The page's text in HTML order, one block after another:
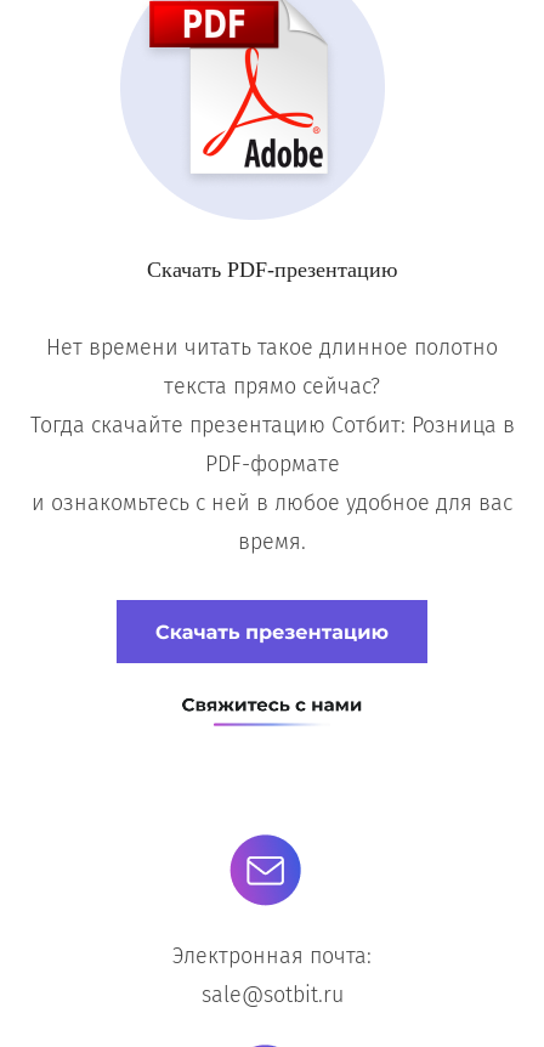
Скачать PDF-презентацию
Нет времени читать такое длинное полотно
текста прямо сейчас?
Тогда скачайте презентацию Сотбит: Розница в
PDF-формате
и ознакомьтесь с ней в любое удобное для вас
время.
Электронная почта:
sale@sotbit.ru